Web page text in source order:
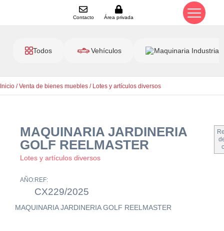
Contacto Área privada
Todos Vehículos Maquinaria Industrial
Inicio /Venta de bienes muebles / Lotes y artículos diversos
MAQUINARIA JARDINERIA
GOLF REELMASTER
Lotes y artículos diversos
AÑO:REF:
CX229/2025
MAQUINARIA JARDINERIA GOLF REELMASTER